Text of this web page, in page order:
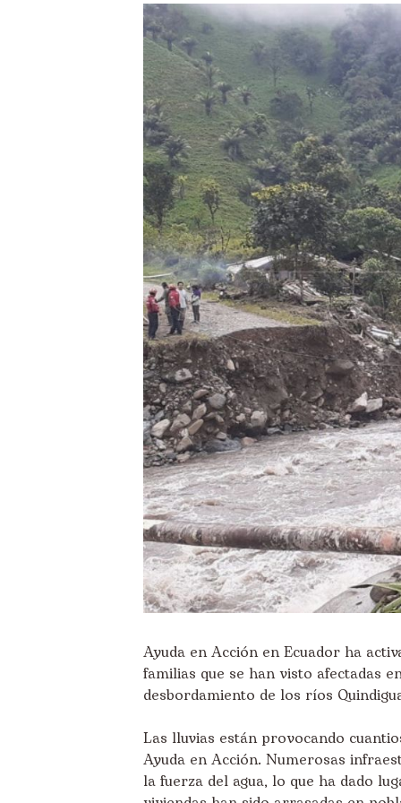
Ayuda en Acción en Ecuador ha
familias que se han visto afectadas
desbordamiento de los ríos
Las lluvias están provocando
Ayuda en Acción. Numerosas
la fuerza del agua, lo que ha dado